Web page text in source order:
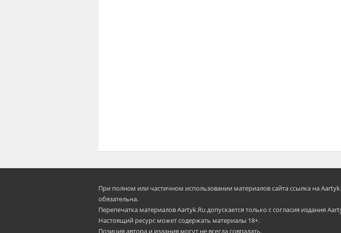
При полном или частичном использовании материалов сайта ссылка на
oбязательна.
Перепечатка материалов Aartyk.Ru допускается только с согласия издания
Настоящий ресурс может содержать материалы 18+.
Позиция автора и издания могут не всегда совпадать.